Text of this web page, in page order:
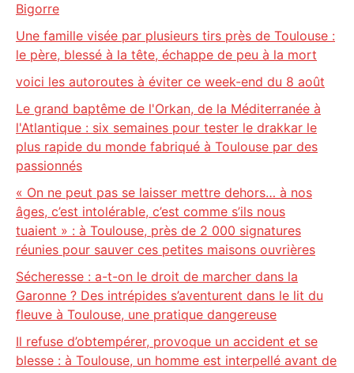
Bigorre
Une famille visée par plusieurs tirs près de Toulouse :
le père, blessé à la tête, échappe de peu à la mort
voici les autoroutes à éviter ce week-end du 8 août
Le grand baptême de l'Orkan, de la Méditerranée à
l'Atlantique : six semaines pour tester le drakkar le
plus rapide du monde fabriqué à Toulouse par des
passionnés
« On ne peut pas se laisser mettre dehors… à nos
âges, c’est intolérable, c’est comme s’ils nous
tuaient » : à Toulouse, près de 2 000 signatures
réunies pour sauver ces petites maisons ouvrières
Sécheresse : a-t-on le droit de marcher dans la
Garonne ? Des intrépides s’aventurent dans le lit du
fleuve à Toulouse, une pratique dangereuse
Il refuse d’obtempérer, provoque un accident et se
blesse : à Toulouse, un homme est interpellé avant de